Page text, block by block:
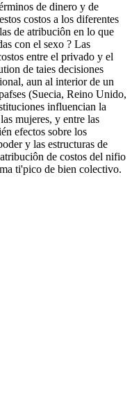
de dinero y de
costos a los diferentes
de atribuciôn en lo que
con el sexo ? Las
entre el privado y el
de taies decisiones
aun al interior de un
(Suecia, Reino Unido,
influencian la
mujeres, y entre las
efectos sobre los
y las estructuras de
de costos del nifio
ti'pico de bien colectivo.